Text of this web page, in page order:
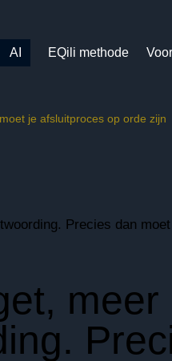
AI EQili methode
je afsluitproces op orde zijn
meer